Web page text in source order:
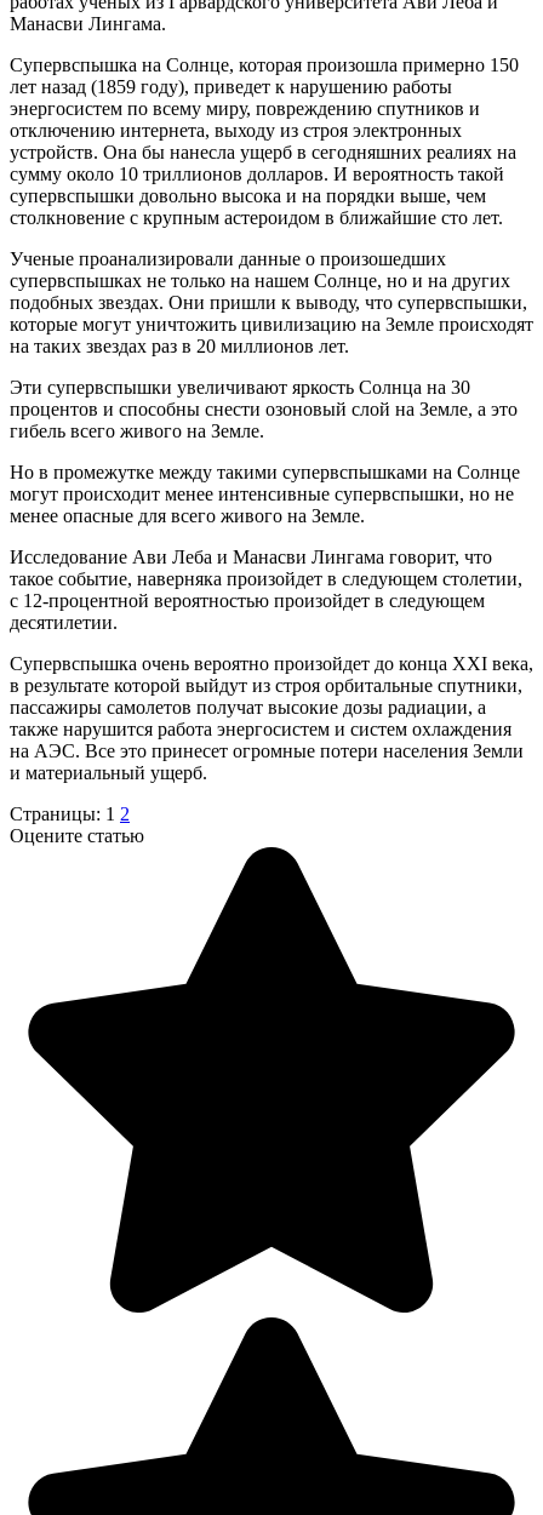
Манасви Лингама.
Супервспышка на Солнце, которая произошла примерно 150
лет назад (1859 году), приведет к нарушению работы
энергосистем по всему миру, повреждению спутников и
отключению интернета, выходу из строя электронных
устройств. Она бы нанесла ущерб в сегодняшних реалиях на
сумму около 10 триллионов долларов. И вероятность такой
супервспышки довольно высока и на порядки выше, чем
столкновение с крупным астероидом в ближайшие сто лет.
Ученые проанализировали данные о произошедших
супервспышках не только на нашем Солнце, но и на других
подобных звездах. Они пришли к выводу, что супервспышки,
которые могут уничтожить цивилизацию на Земле происходят
на таких звездах раз в 20 миллионов лет.
Эти супервспышки увеличивают яркость Солнца на 30
процентов и способны снести озоновый слой на Земле, а это
гибель всего живого на Земле.
Но в промежутке между такими супервспышками на Солнце
могут происходит менее интенсивные супервспышки, но не
менее опасные для всего живого на Земле.
Исследование Ави Леба и Манасви Лингама говорит, что
такое событие, наверняка произойдет в следующем столетии,
с 12-процентной вероятностью произойдет в следующем
десятилетии.
Супервспышка очень вероятно произойдет до конца XXI века,
в результате которой выйдут из строя орбитальные спутники,
пассажиры самолетов получат высокие дозы радиации, а
также нарушится работа энергосистем и систем охлаждения
на АЭС. Все это принесет огромные потери населения Земли
и материальный ущерб.
Страницы: 1 2
Оцените статью